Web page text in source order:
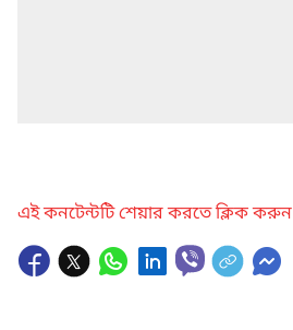
এই কনটেন্টটি শেয়ার করতে ক্লিক করুন